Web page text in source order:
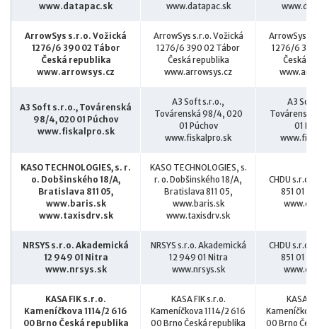
www.datapac.sk
www.datapac.sk
ArrowSys s.r.o. Vožická
1276/6 390 02 Tábor
Česká republika
www.arrowsys.cz
ArrowSys s.r.o. Vožická
1276/6 390 02 Tábor
Česká republika
www.arrowsys.cz
ArrowSys
1276/6
Česká
A3 Soft s.r.o., Továrenská
98/4, 020 01 Púchov
www.fiskalpro.sk
A3 Soft s.r.o.,
Továrenská 98/4, 020
01 Púchov
www.fiskalpro.sk
A3
01
KASO TECHNOLOGIES, s. r.
o. Dobšinského 18/A,
Bratislava 811 05,
www.baris.sk
www.taxisdrv.sk
KASO TECHNOLOGIES, s.
r. o. Dobšinského 18/A,
Bratislava 811 05,
www.baris.sk
www.taxisdrv.sk
CHDU s.r.o.
851 01
NRSYS s.r.o. Akademická
12 949 01 Nitra
www.nrsys.sk
NRSYS s.r.o. Akademická
12 949 01 Nitra
www.nrsys.sk
CHDU s.r.o.
851 01
KASA FIK s.r.o.
Kameníčkova 1114/2 616
00 Brno Česká republika
KASA FIK s.r.o.
Kameníčkova 1114/2 616
00 Brno Česká republika
KASA
00 Brno